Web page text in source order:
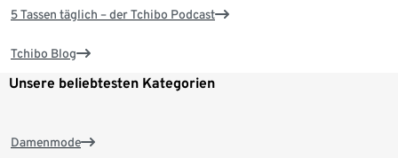
5 Tassen täglich – der Tchibo Podcast
Tchibo Blog
Unsere beliebtesten Kategorien
Damenmode